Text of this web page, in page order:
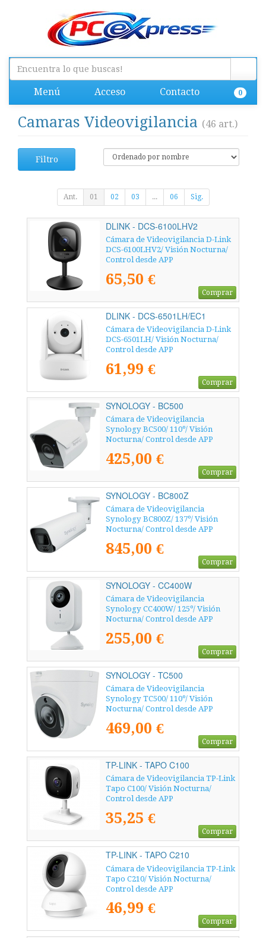
Menú Acceso Contacto 0
Camaras Videovigilancia (46 art.)
Filtro
Ant. 01 02 03 ... 06 Sig.
DLINK - DCS-6100LHV2
Cámara de Videovigilancia D-Link
DCS-6100LHV2/ Visión Nocturna/
Control desde APP
65,50 €
Comprar
DLINK - DCS-6501LH/EC1
Cámara de Videovigilancia D-Link
DCS-6501LH/ Visión Nocturna/
Control desde APP
61,99 €
Comprar
SYNOLOGY - BC500
Cámara de Videovigilancia
Synology BC500/ 110º/ Visión
Nocturna/ Control desde APP
425,00 €
Comprar
SYNOLOGY - BC800Z
Cámara de Videovigilancia
Synology BC800Z/ 137º/ Visión
Nocturna/ Control desde APP
845,00 €
Comprar
SYNOLOGY - CC400W
Cámara de Videovigilancia
Synology CC400W/ 125º/ Visión
Nocturna/ Control desde APP
255,00 €
Comprar
SYNOLOGY - TC500
Cámara de Videovigilancia
Synology TC500/ 110º/ Visión
Nocturna/ Control desde APP
469,00 €
Comprar
TP-LINK - TAPO C100
Cámara de Videovigilancia TP-Link
Tapo C100/ Visión Nocturna/
Control desde APP
35,25 €
Comprar
TP-LINK - TAPO C210
Cámara de Videovigilancia TP-Link
Tapo C210/ Visión Nocturna/
Control desde APP
46,99 €
Comprar